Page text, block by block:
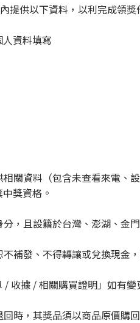
提供以下資料，以利完成領獎
人資料填寫
關資料（包含未查看來電、
獎資格。
，且設籍於台灣、澎湖、金
補發、不得轉讓或兌換現金
收據 / 相關購買證明」如有
時，其獎品須以商品原價購回